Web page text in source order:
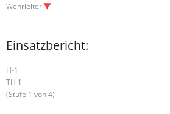
Wehrleiter
Einsatzbericht:
H-1
TH 1
(Stufe 1 von 4)